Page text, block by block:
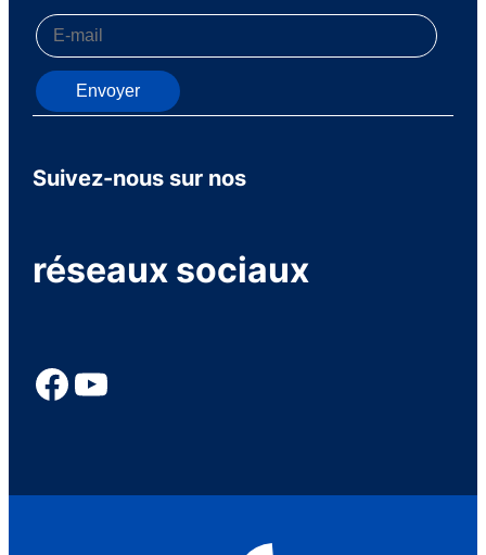
Envoyer
Suivez-nous sur nos
réseaux sociaux